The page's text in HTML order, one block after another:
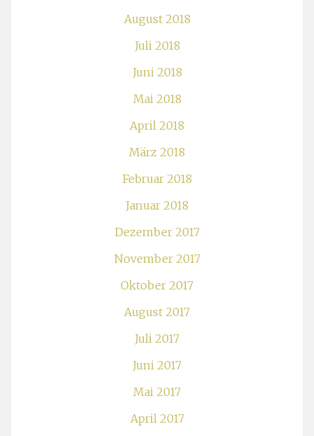
August 2018
Juli 2018
Juni 2018
Mai 2018
April 2018
März 2018
Februar 2018
Januar 2018
Dezember 2017
November 2017
Oktober 2017
August 2017
Juli 2017
Juni 2017
Mai 2017
April 2017